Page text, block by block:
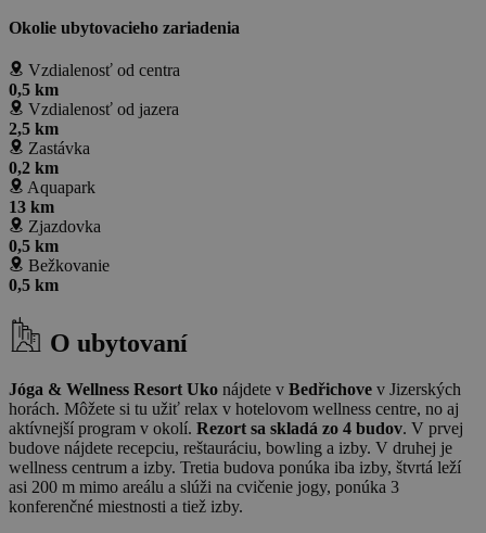
Okolie ubytovacieho zariadenia
Vzdialenosť od centra
0,5 km
Vzdialenosť od jazera
2,5 km
Zastávka
0,2 km
Aquapark
13 km
Zjazdovka
0,5 km
Bežkovanie
0,5 km
O ubytovaní
Jóga & Wellness Resort Uko nájdete v Bedřichove v Jizerských
horách. Môžete si tu užiť relax v hotelovom wellness centre, no aj
aktívnejší program v okolí. Rezort sa skladá zo 4 budov. V prvej
budove nájdete recepciu, reštauráciu, bowling a izby. V druhej je
wellness centrum a izby. Tretia budova ponúka iba izby, štvrtá leží
asi 200 m mimo areálu a slúži na cvičenie jogy, ponúka 3
konferenčné miestnosti a tiež izby.